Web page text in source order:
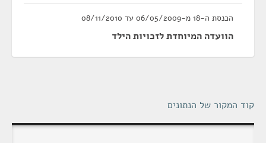
הכנסת ה-18 מ-06/05/2009 עד 08/11/2010
הוועדה המיוחדת לזכויות הילד
קוד המקור של הנתונים